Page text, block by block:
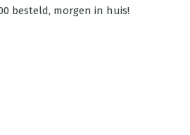
besteld, morgen in huis!